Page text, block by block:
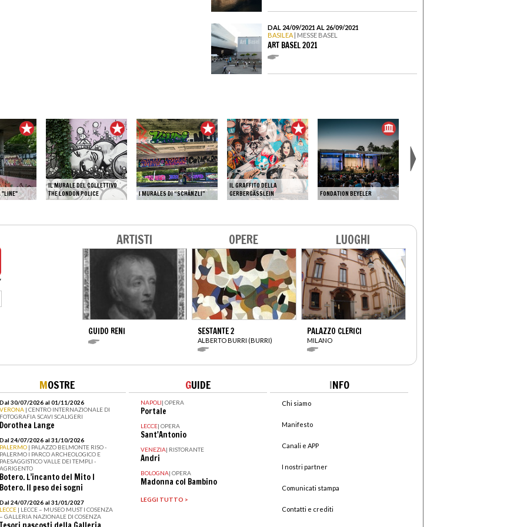
DAL 24/09/2021 AL 26/09/2021
BASILEA | MESSE BASEL
ART BASEL 2021
"LINE"
IL MURALE DEL COLLETTIVO
THE LONDON POLICE
I MURALES DI “SCHÄNZLI”
IL GRAFFITO DELLA
GERBERGÄSSLEIN
FONDATION BEYELER
ARTISTI
GUIDO RENI
OPERE
SESTANTE 2
ALBERTO BURRI (BURRI)
LUOGHI
PALAZZO CLERICI
MILANO
MOSTRE
Dal 30/07/2026 al 01/11/2026
VERONA | CENTRO INTERNAZIONALE DI
FOTOGRAFIA SCAVI SCALIGERI
Dorothea Lange
Dal 24/07/2026 al 31/10/2026
PALERMO | PALAZZO BELMONTE RISO -
PALERMO I PARCO ARCHEOLOGICO E
PAESAGGISTICO VALLE DEI TEMPLI -
AGRIGENTO
Botero. L’incanto del Mito I
Botero. Il peso dei sogni
Dal 24/07/2026 al 31/01/2027
LECCE | LECCE – MUSEO MUST I COSENZA
– GALLERIA NAZIONALE DI COSENZA
GUIDE
NAPOLI| OPERA
Portale
LECCE| OPERA
Sant'Antonio
VENEZIA| RISTORANTE
Andri
BOLOGNA| OPERA
Madonna col Bambino
LEGGI TUTTO >
INFO
Chi siamo
Manifesto
Canali e APP
I nostri partner
Comunicati stampa
Contatti e crediti